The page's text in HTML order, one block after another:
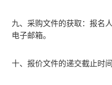
九、采购文件的获取：报名
电子邮箱。
十、报价文件的递交截止时间